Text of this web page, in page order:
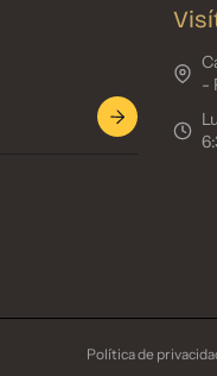
-
Política de